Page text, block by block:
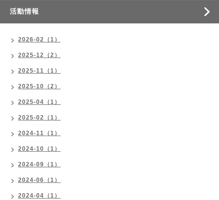
活動情報
2026-02（1）
2025-12（2）
2025-11（1）
2025-10（2）
2025-04（1）
2025-02（1）
2024-11（1）
2024-10（1）
2024-09（1）
2024-06（1）
2024-04（1）